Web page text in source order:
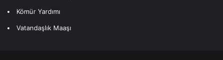
Kömür Yardımı
Vatandaşlık Maaşı